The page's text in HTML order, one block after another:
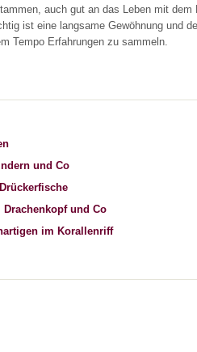
auch gut an das Leben mit dem
ist eine langsame Gewöhnung und
Tempo Erfahrungen zu sammeln.
und Co
Drachenkopf und Co
im Korallenriff